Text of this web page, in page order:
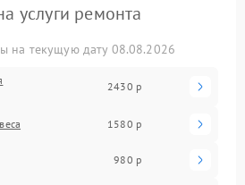
услуги ремонта
на текущую дату 08.08.2026
2430 р
1580 р
980 р